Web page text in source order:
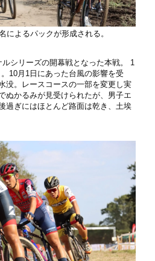
によるパックが形成される。
シリーズの開幕戦となった本戦。 1
10月1日にあった台風の影響を受
没。レースコースの一部を変更し実
ぬかるみが見受けられたが、男子エ
過ぎにはほとんど路面は乾き、土埃